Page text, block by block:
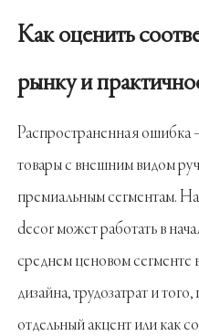
Как оценить
рынку и
Распространенная ошибка
товары с внешним видом
премиальным сегментам.
decor может работать в
среднем ценовом сегменте
дизайна, трудозатрат и
отдельный акцент или как